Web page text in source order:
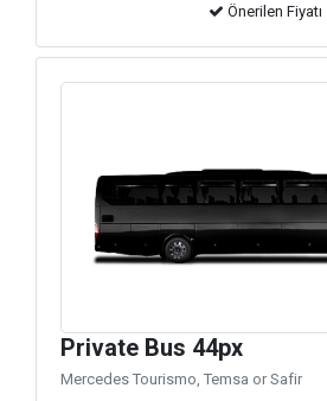
Önerilen Fiyatı
Private Bus 44px
Mercedes Tourismo, Temsa or Safir